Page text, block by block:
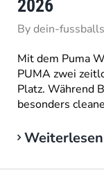
2026
Bydein-
Mit dem Puma
PUMA zwei
Platz. Während
besonders
Weiterlesen